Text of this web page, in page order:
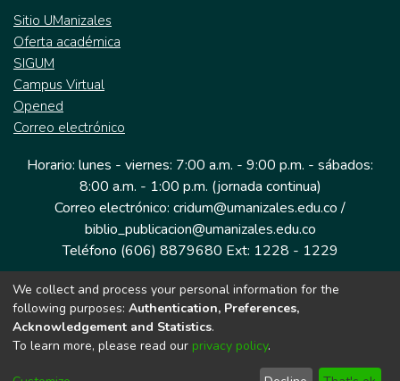
Sitio UManizales
Oferta académica
SIGUM
Campus Virtual
Opened
Correo electrónico
Horario: lunes - viernes: 7:00 a.m. - 9:00 p.m. - sábados:
8:00 a.m. - 1:00 p.m. (jornada continua)
Correo electrónico: cridum@umanizales.edu.co /
biblio_publicacion@umanizales.edu.co
Teléfono (606) 8879680 Ext: 1228 - 1229
Dirección: Cra 9 a # 19-03 Edificio histórico, piso 1
Manizales, Caldas
Colombia.
We collect and process your personal information for the
following purposes: Authentication, Preferences,
Acknowledgement and Statistics.
To learn more, please read our privacy policy.